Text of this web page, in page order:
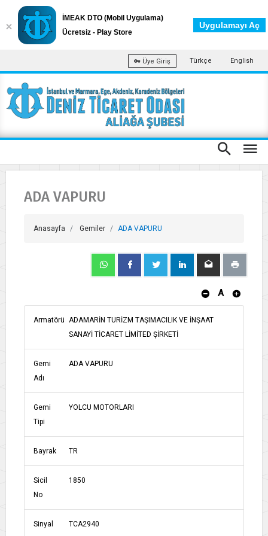
Üye Giriş Türkçe English
ADA VAPURU
Anasayfa Gemiler ADA VAPURU
A
Armatörü
ADAMARİN TURİZM TAŞIMACILIK VE İNŞAAT
SANAYİ TİCARET LİMİTED ŞİRKETİ
Gemi
Adı
ADA VAPURU
Gemi
Tipi
YOLCU MOTORLARI
Bayrak TR
Sicil
No
1850
Sinyal TCA2940
İMEAK DTO (Mobil Uygulama)
Ücretsiz - Play Store
Uygulamayı Aç